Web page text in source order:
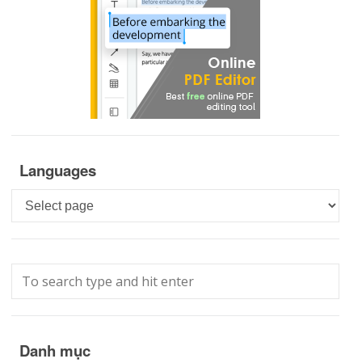
Languages
Languages
Danh mục